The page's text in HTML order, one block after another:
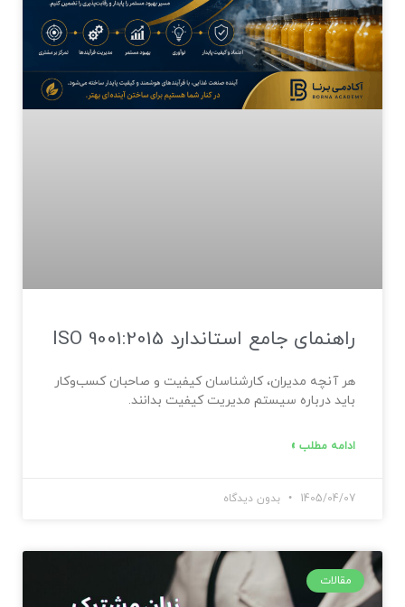
راهنمای جامع استاندارد ISO 9001:2015
هر آنچه مدیران، کارشناسان کیفیت و صاحبان کسب‌وکار
باید درباره سیستم مدیریت کیفیت بدانند.
ادامه مطلب »
1405/04/07 بدون دیدگاه
مقالات